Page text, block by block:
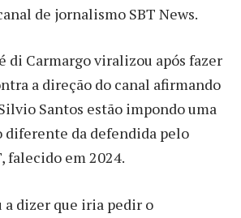
de jornalismo SBT News.
di Carmargo viralizou após fazer
a direção do canal afirmando
Santos estão impondo uma
diferente da defendida pelo
falecido em 2024.
a dizer que iria pedir o